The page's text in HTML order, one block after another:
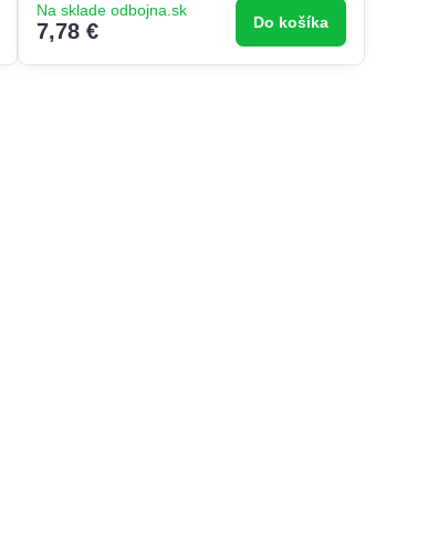
Na sklade odbojna.sk
7,78 € Do košíka